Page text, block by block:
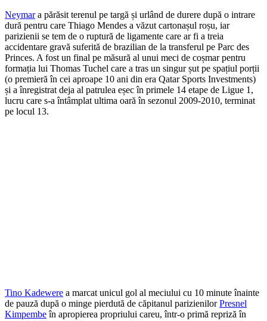
Neymara părăsit terenul pe targă și urlând de durere după o intrare
dură pentru care Thiago Mendes a văzut cartonașul roșu, iar
parizienii se tem de o ruptură de ligamente care ar fi a treia
accidentare gravă suferită de brazilian de la transferul pe Parc des
Princes. A fost un final pe măsură al unui meci de coșmar pentru
formația lui Thomas Tuchel care a tras un singur șut pe spațiul porții
(o premieră în cei aproape 10 ani din era Qatar Sports Investments)
și a înregistrat deja al patrulea eșec în primele 14 etape de Ligue 1,
lucru care s-a întâmplat ultima oară în sezonul 2009-2010, terminat
pe locul 13.
Tino Kadewere a marcat unicul gol al meciului cu 10 minute înainte
de pauză după o minge pierdută de căpitanul parizienilorPresnel
Kimpembeîn apropierea propriului careu, într-o primă repriză în